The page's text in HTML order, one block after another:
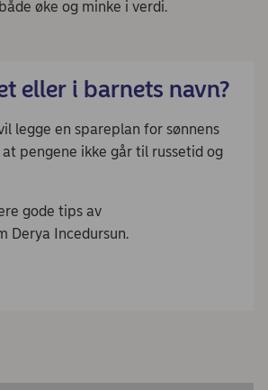
øke og minke i verdi.
eller i barnets navn?
legge en spareplan for sønnens
pengene ikke går til russetid og
gode tips av
Derya Incedursun.